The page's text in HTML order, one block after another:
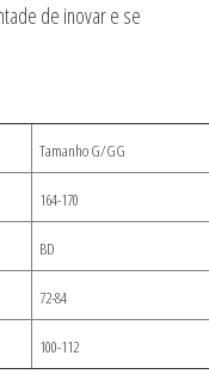
de inovar e se
Tamanho G/GG
164-170
BD
72-84
100-112